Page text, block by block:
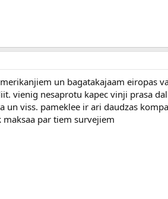
un bagatakajaam eiropas
vienig nesaprotu kapec vinji prasa
un viss. pameklee ir ari daudzas
par tiem survejiem